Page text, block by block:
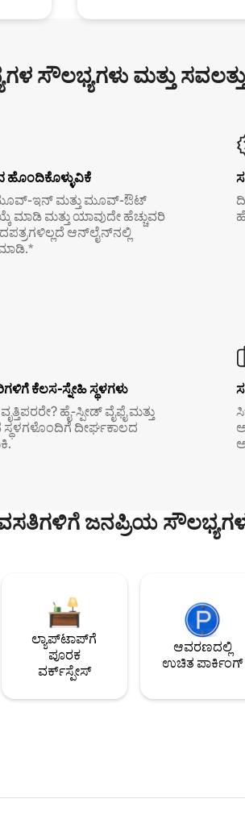
ಸೌಲಭ್ಯಗಳು ಮತ್ತು
ಹೊಂದಿಕೊಳ್ಳುವಿಕೆ
ಇನ್ ಮತ್ತು ಮೂವ್-ಔಟ್
ಮಾಡಿ ಮತ್ತು ಯಾವುದೇ ಹೆಚ್ಚುವರಿ
ಆನ್‌ಲೈನ್‌ನಲ್ಲಿ
ಕೆಲಸ-ಸ್ನೇಹಿ ಸ್ಥಳಗಳು
ಹೈ-ಸ್ಪೀಡ್ ವೈಫೈ ಮತ್ತು
ದೀರ್ಘಕಾಲದ
ಜನಪ್ರಿಯ
ಲ್ಯಾಪ್‌ಟಾಪ್‌ಗೆ
ಪೂರಕ
ವರ್ಕ್‌ಸ್ಪೇಸ್
ಆವರಣದಲ್ಲಿ
ಉಚಿತ ಪಾರ್ಕಿಂಗ್